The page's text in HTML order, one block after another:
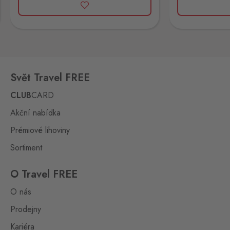
Vejprty
Železná Ruda
Bayerisch Eisenstein
Alžbětín 60, Železná Ruda -
Alžbětín,
Aš 2
Selb 2
Stará rota 115, Broumov,
348 15
Svět Travel FREE
CLUBCARD
Akční nabídka
Prémiové lihoviny
Sortiment
O Travel FREE
O nás
Prodejny
Kariéra